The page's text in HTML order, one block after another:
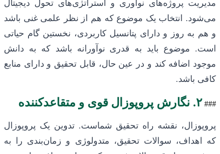
مدیریت پروژه‌های نوآوری و استراتژی‌های تحول دیجیتال
می‌شود. انتخاب یک موضوع که هم از نظر علمی غنی باشد
و هم به روز و دارای پتانسیل کاربردی، نخستین گام حیاتی
است. موضوع باید به قدری نوآورانه باشد که به دانش
موجود اضافه کند و در عین حال، قابل تحقیق و دارای منابع
کافی باشد.
### ۲. نگارش پروپوزال قوی و متقاعدکننده
پروپوزال، نقشه راه تحقیق شماست. تدوین یک پروپوزال
که اهداف، سوالات تحقیق، متدولوژی و زمان‌بندی را به